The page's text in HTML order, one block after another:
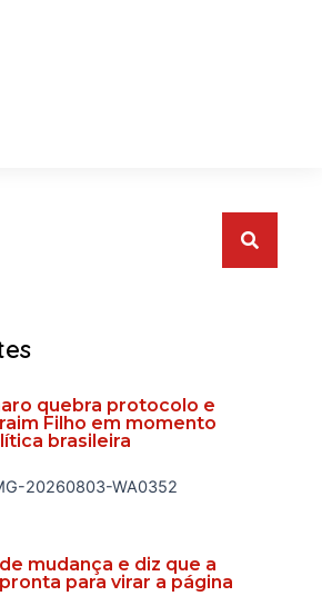
quebra protocolo e
Filho em momento
brasileira
mudança e diz que a
para virar a página